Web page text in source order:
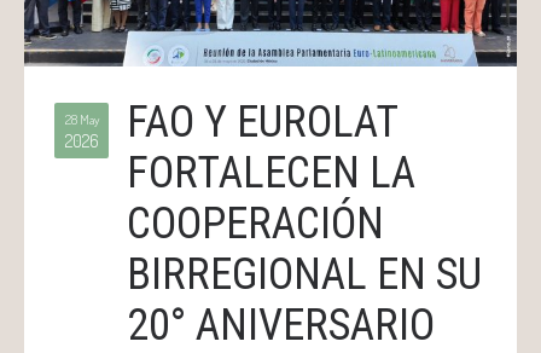
28 May
2026
FAO Y EUROLAT
FORTALECEN LA
COOPERACIÓN
BIRREGIONAL EN SU
20° ANIVERSARIO